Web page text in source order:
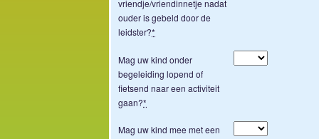
vriendje/vriendinnetje nadat
ouder is gebeld door de
leidster?*
Mag uw kind onder
begeleiding lopend of
fietsend naar een activiteit
gaan?*
Mag uw kind mee met een